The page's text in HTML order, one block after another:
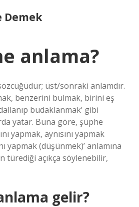
Demek
anlama?
üst/sonraki anlamdır.
benzerini bulmak, birini eş
budaklanmak’ gibi
yatar. Buna göre, şüphe
yapmak, aynısını yapmak
yapmak (düşünmek)’ anlamına
türediği açıkça söylenebilir,
gelir?